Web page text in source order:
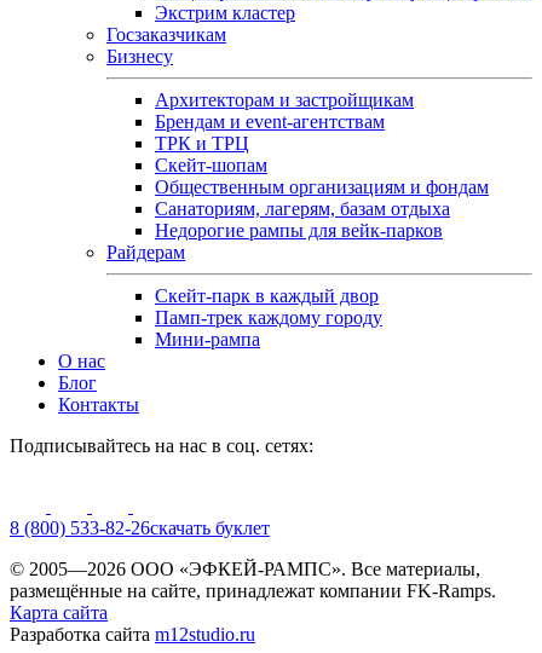
Экстрим кластер
Госзаказчикам
Бизнесу
Архитекторам и застройщикам
Брендам и event-агентствам
ТРК и ТРЦ
Скейт-шопам
Общественным организациям и фондам
Санаториям, лагерям, базам отдыха
Недорогие рампы для вейк-парков
Райдерам
Скейт-парк в каждый двор
Памп-трек каждому городу
Мини-рампа
О нас
Блог
Контакты
Подписывайтесь на нас в соц. сетях:
8 (800) 533-82-26cкачать буклет
© 2005—2026 ООО «ЭФКЕЙ-РАМПС». Все материалы,
размещённые на сайте, принадлежат компании FK-Ramps.
Карта сайта
Разработка сайта m12studio.ru